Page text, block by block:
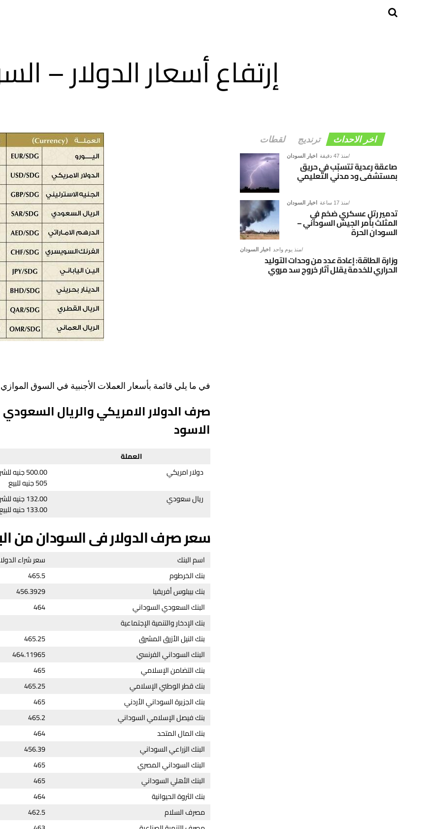
إرتفاع أسعار الدولار –
في ما يلي قائمة بأسعار العملات الأجنبية في السوق
صرف الدولار الامريكي والريال
الاسود
العملة
دولار امريكي
500.00 جنيه للشراء
505 جنيه للبيع
ريال سعودي
132.00 جنيه للشراء
133.00 حنيه للبيع
سعر صرف الدولار في السودان من
اسم البنك سعر شراء
بنك الخرطوم
465.5
بنك بيبلوس أفريقيا
456.3929
البنك السعودي السوداني
464
بنك الإدخار والتنمية الإجتماعية
بنك النيل الأزرق المشرق
465.25
البنك السوداني الفرنسي
464.11965
بنك التضامن الإسلامي
465
بنك قطر الوطني الإسلامي
465.25
بنك الجزيرة السوداني الأردني
465
بنك فيصل الإسلامي السوداني
465.2
بنك المال المتحد
464
البنك الزراعي السوداني
456.39
البنك السوداني المصري
465
البنك الأهلي السوداني
465
بنك الثروة الحيوانية
464
مصرف السلام
462.5
اخر الاحداث ترنديج لقطات
اخبار السودان منذ 47 دقيقة
صاعقة رعدية تتسبّب في حريق
بمستشفى ود مدني التعليمي
اخبار السودان منذ 17 ساعة
تدمير رتل عسكري ضخم في
المثلث بأمر الجيش السوداني –
السودان الحرة
اخبار السودان منذ يوم واحد
وزارة الطاقة: إعادة عدد من وحدات التوليد
الحراري للخدمة يقلل آثار خروج سد مروي